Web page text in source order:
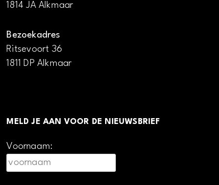
1814 JA Alkmaar
Bezoekadres
Ritsevoort 36
1811 DP Alkmaar
MELD JE AAN VOOR DE NIEUWSBRIEF
Voornaam: